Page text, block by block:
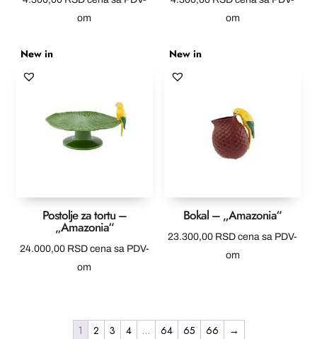
om
om
New in
Postolje za tortu –
„Amazonia“
24.000,00 RSD cena sa PDV-
om
New in
Bokal – „Amazonia“
23.300,00 RSD cena sa PDV-
om
1 2 3 4 … 64 65 66 →